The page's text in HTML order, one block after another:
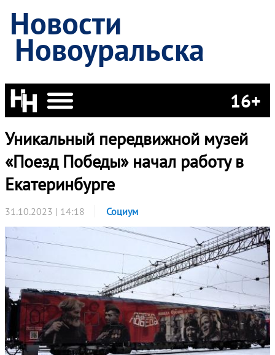
Новости
Новоуральска
16+
Уникальный передвижной музей
«Поезд Победы» начал работу в
Екатеринбурге
31.10.2023 | 14:18 Социум